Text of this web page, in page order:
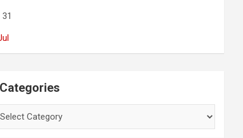
31
Categories